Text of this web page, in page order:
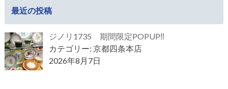
最近の投稿
ジノリ1735 期間限定POPUP‼
カテゴリー: 京都四条本店
2026年8月7日